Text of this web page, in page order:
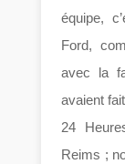
équipe,
Ford,
avec la
avaient
24
Reims ;